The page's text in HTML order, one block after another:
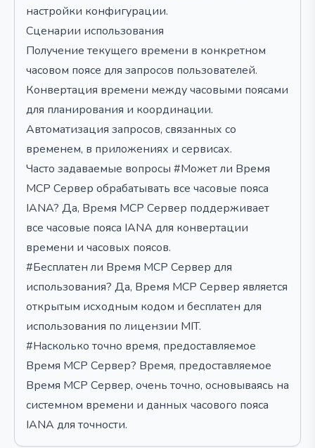
настройки конфигурации.
Сценарии использования
Получение текущего времени в конкретном
часовом поясе для запросов пользователей.
Конвертация времени между часовыми поясами
для планирования и координации.
Автоматизация запросов, связанных со
временем, в приложениях и сервисах.
Часто задаваемые вопросы #Может ли Время
MCP Сервер обрабатывать все часовые пояса
IANA? Да, Время MCP Сервер поддерживает
все часовые пояса IANA для конвертации
времени и часовых поясов.
#Бесплатен ли Время MCP Сервер для
использования? Да, Время MCP Сервер является
открытым исходным кодом и бесплатен для
использования по лицензии MIT.
#Насколько точно время, предоставляемое
Время MCP Сервер? Время, предоставляемое
Время MCP Сервер, очень точно, основываясь на
системном времени и данных часового пояса
IANA для точности.